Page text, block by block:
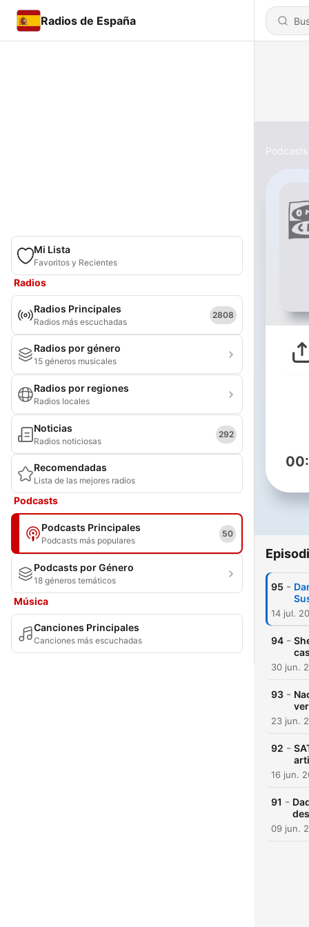
Radios de España
Mi Lista
Favoritos y Recientes
Radios
Radios Principales
Radios más escuchadas
2808
Radios por género
15 géneros musicales
Radios por regiones
Radios locales
Noticias
Radios noticiosas
292
Recomendadas
Lista de las mejores radios
Podcasts
Podcasts Principales
Podcasts más populares
50
Podcasts por Género
18 géneros temáticos
Música
Canciones Principales
Canciones más escuchadas
Podcasts
95 -
14 jul.
94 -
30 jun.
93 -
23 jun.
92 -
16 jun.
91 -
09 jun.